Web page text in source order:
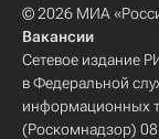
© 2026 МИА
Вакансии
Сетевое издание
в Федеральной
информационных
(Роскомнадзор)